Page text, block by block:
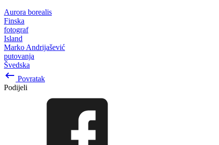
Aurora borealis
Finska
fotograf
Island
Marko Andrijašević
putovanja
Švedska
keyboard_backspace Povratak
Podijeli